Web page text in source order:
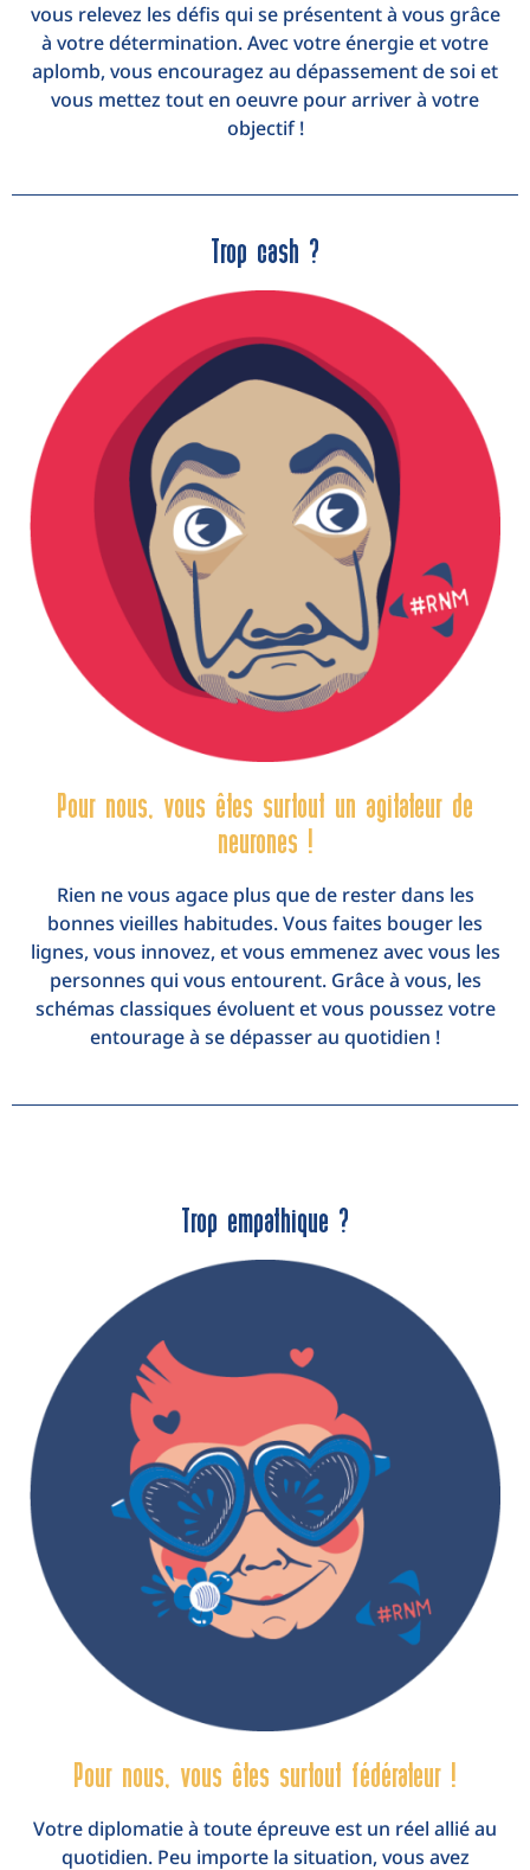
vous relevez les défis qui se présentent à vous grâce
à votre détermination. Avec votre énergie et votre
aplomb, vous encouragez au dépassement de soi et
vous mettez tout en oeuvre pour arriver à votre
objectif !
Trop cash ?
Pour nous, vous êtes surtout un agitateur de
neurones !
Rien ne vous agace plus que de rester dans les
bonnes vieilles habitudes. Vous faites bouger les
lignes, vous innovez, et vous emmenez avec vous les
personnes qui vous entourent. Grâce à vous, les
schémas classiques évoluent et vous poussez votre
entourage à se dépasser au quotidien !
Trop empathique ?
Pour nous, vous êtes surtout fédérateur !
Votre diplomatie à toute épreuve est un réel allié au
quotidien. Peu importe la situation, vous avez